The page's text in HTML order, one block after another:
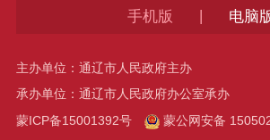
手机版 电脑
主办单位：通辽市人民政府主办
承办单位：通辽市人民政府办公室承办
蒙ICP备15001392号
蒙公网安备